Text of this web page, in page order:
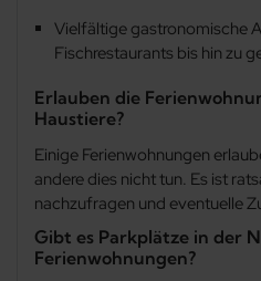
Zempin
Zinnowitz
Zirchow
Vielfältige gastronomische
Fischrestaurants bis hin zu
Erlauben die
Haustiere?
Einige Ferienwohnungen
andere dies nicht tun. Es ist
nachzufragen und eventuelle
Gibt es Parkplätze in der
Ferienwohnungen?